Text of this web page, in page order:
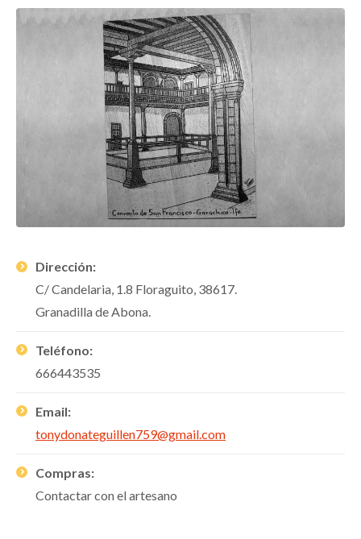
Dirección:
C/ Candelaria, 1.8 Floraguito, 38617.
Granadilla de Abona.
Teléfono:
666443535
Email:
tonydonateguillen759@gmail.com
Compras:
Contactar con el artesano